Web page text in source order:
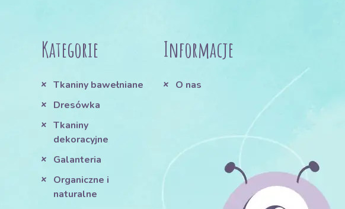
Kategorie
Tkaniny bawełniane
Dresówka
Tkaniny
dekoracyjne
Galanteria
Organiczne i
naturalne
Informacje
O nas